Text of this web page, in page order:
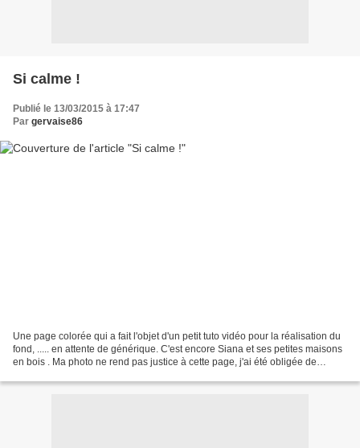
Si calme !
Publié le 13/03/2015 à 17:47
Par gervaise86
Une page colorée qui a fait l'objet d'un petit tuto vidéo pour la réalisation du
fond, ..... en attente de générique. C'est encore Siana et ses petites maisons
en bois . Ma photo ne rend pas justice à cette page, j'ai été obligée de